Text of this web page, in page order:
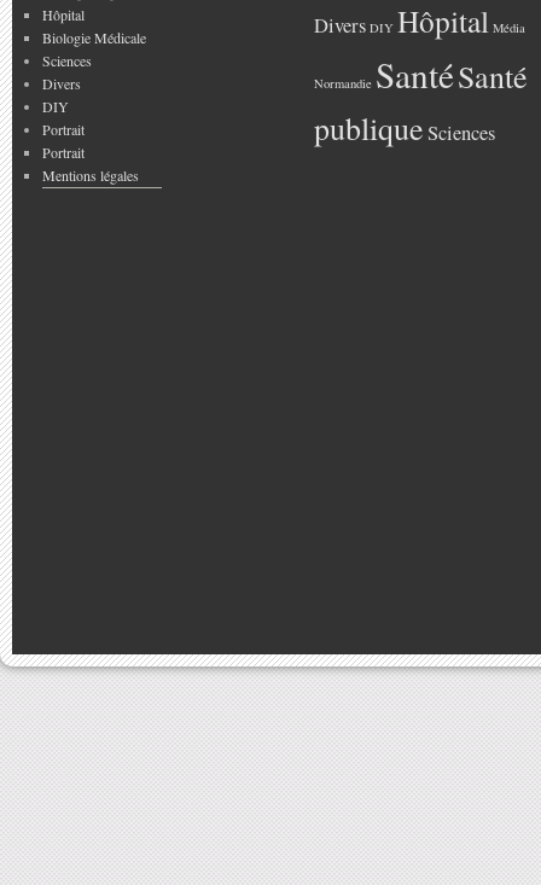
Hôpital
Biologie Médicale
Sciences
Divers
DIY
Portrait
Portrait
Mentions légales
Divers DIY Hôpital Média
Normandie SantéSanté
publiqueSciences